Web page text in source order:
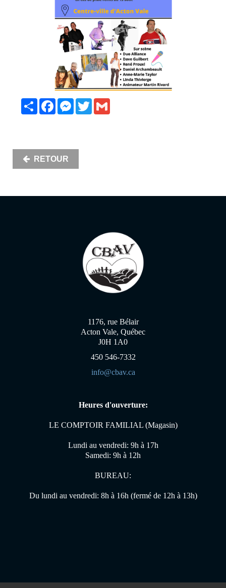
PartagerFacebookMessenger
Twitter
RETOUR
1176, rue Bélair
Acton Vale, Québec
J0H 1A0
450 546-7332
info@cbav.ca
Heures d'ouverture:
LE COMPTOIR FAMILIAL (Magasin)
Lundi au vendredi: 9h à 17h
Samedi: 9h à 12h
BUREAU:
Du lundi au vendredi: 8h à 16h (fermé de 12h à 13h)